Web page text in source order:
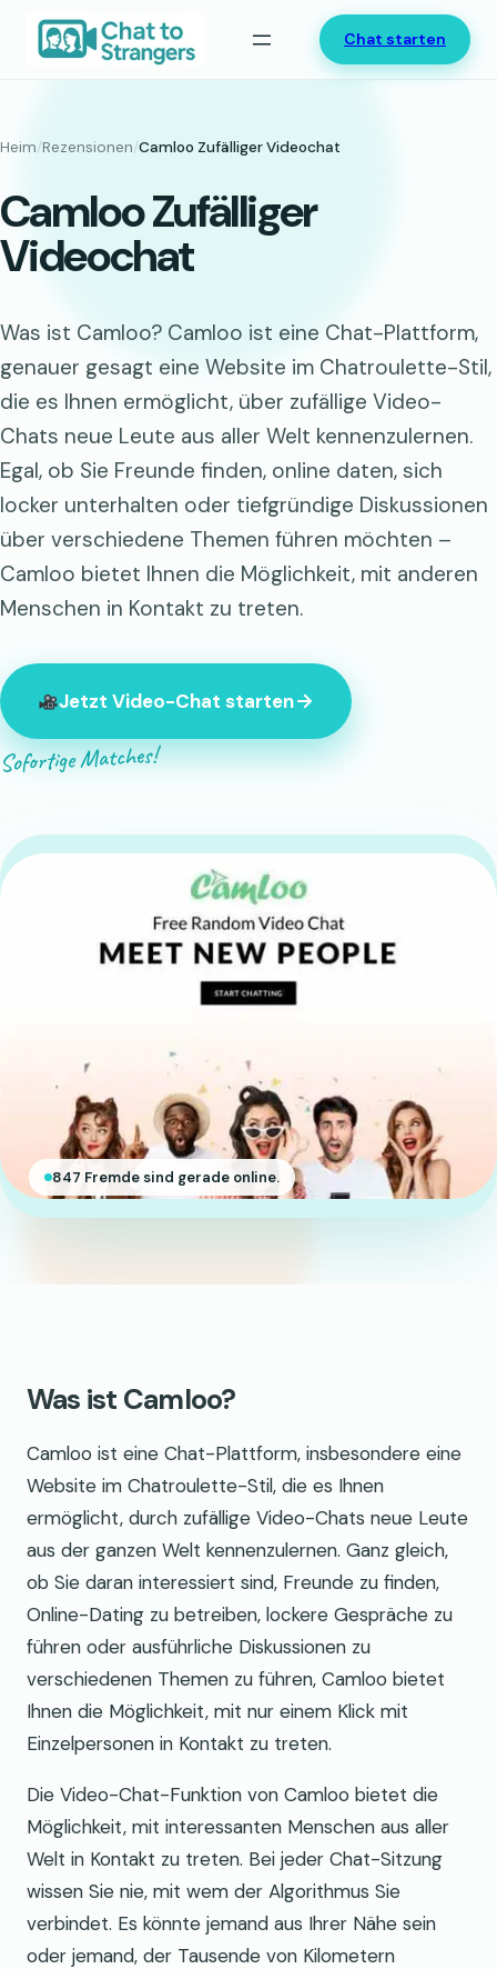
Inhalt
springen
Chat starten
Heim/Rezensionen/Camloo Zufälliger Videochat
Camloo Zufälliger
Videochat
Was ist Camloo? Camloo ist eine Chat-Plattform,
genauer gesagt eine Website im Chatroulette-Stil,
die es Ihnen ermöglicht, über zufällige Video-
Chats neue Leute aus aller Welt kennenzulernen.
Egal, ob Sie Freunde finden, online daten, sich
locker unterhalten oder tiefgründige Diskussionen
über verschiedene Themen führen möchten –
Camloo bietet Ihnen die Möglichkeit, mit anderen
Menschen in Kontakt zu treten.
Jetzt Video-Chat starten
Sofortige Matches!
847 Fremde sind gerade online.
Was ist Camloo?
Camloo ist eine Chat-Plattform, insbesondere eine
Website im Chatroulette-Stil, die es Ihnen
ermöglicht, durch zufällige Video-Chats neue Leute
aus der ganzen Welt kennenzulernen. Ganz gleich,
ob Sie daran interessiert sind, Freunde zu finden,
Online-Dating zu betreiben, lockere Gespräche zu
führen oder ausführliche Diskussionen zu
verschiedenen Themen zu führen, Camloo bietet
Ihnen die Möglichkeit, mit nur einem Klick mit
Einzelpersonen in Kontakt zu treten.
Die Video-Chat-Funktion von Camloo bietet die
Möglichkeit, mit interessanten Menschen aus aller
Welt in Kontakt zu treten. Bei jeder Chat-Sitzung
wissen Sie nie, mit wem der Algorithmus Sie
verbindet. Es könnte jemand aus Ihrer Nähe sein
oder jemand, der Tausende von Kilometern